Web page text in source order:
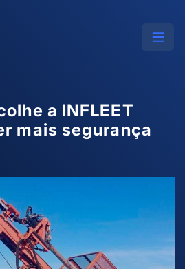
a INFLEET
mais segurança